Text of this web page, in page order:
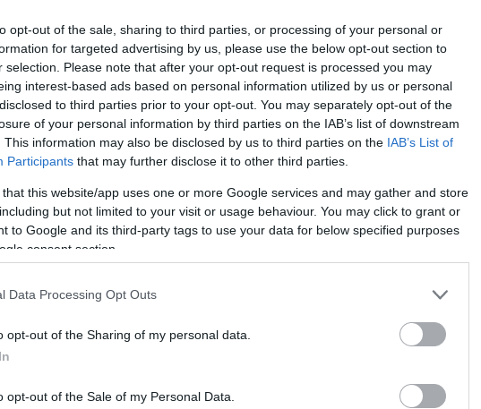
opt-out of the sale, sharing to third parties, or processing of your personal or
for targeted advertising by us, please use the below opt-out section to
selection. Please note that after your opt-out request is processed you may
interest-based ads based on personal information utilized by us or personal
to third parties prior to your opt-out. You may separately opt-out of the
of your personal information by third parties on the IAB’s list of downstream
This information may also be disclosed by us to third parties on the IAB’s List of
Participants that may further disclose it to other third parties.
that this website/app uses one or more Google services and may gather and store
but not limited to your visit or usage behaviour. You may click to grant or
to Google and its third-party tags to use your data for below specified purposes
consent section.
Data Processing Opt Outs
opt-out of the Sharing of my personal data.
opt-out of the Sale of my Personal Data.
parte más sorprendente de esta noticia llega
que hablan de una posible versión híbrida del
Prokhorov.
eléctrico con 67cv de potencia, el cual trabajaría
de cilindrada no superior a 600cc.
Guía
coches
seguridad
Cómo los
están
mercado